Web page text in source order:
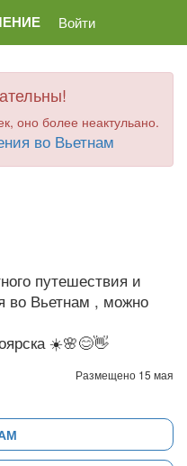
Войти
оно более неактульано.
во Вьетнам
путешествия и
во Вьетнам , можно
☀️🌸😊👋
Размещено 15 мая